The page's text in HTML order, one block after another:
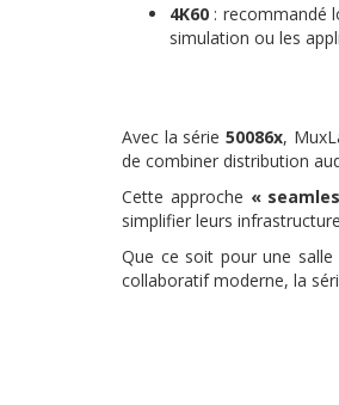
4K60 : recommandé
simulation ou les
Avec la série 50086x,
de combiner distribution
Cette approche «
simplifier leurs
Que ce soit pour une
collaboratif moderne, la